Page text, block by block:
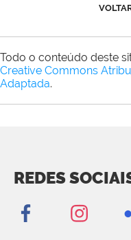
Todo o conteúdo deste
Creative Commons
Adaptada.
REDES